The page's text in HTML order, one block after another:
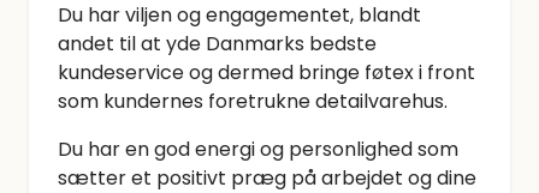
Du har viljen og engagementet, blandt
andet til at yde Danmarks bedste
kundeservice og dermed bringe føtex i front
som kundernes foretrukne detailvarehus.
Du har en god energi og personlighed som
sætter et positivt præg på arbejdet og dine